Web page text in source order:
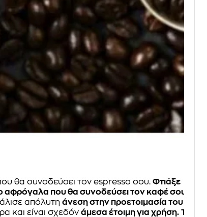
θα συνοδεύσει τον espresso σου. Φτιάξε
αφρόγαλα που θα συνοδεύσει τον καφέ σου.
απόλυτη άνεση στην προετοιμασία του
και είναι σχεδόν άμεσα έτοιμη για χρήση. Τι